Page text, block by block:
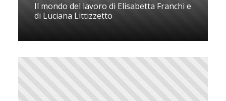
Il mondo del lavoro di Elisabetta Franchi e
di Luciana Littizzetto